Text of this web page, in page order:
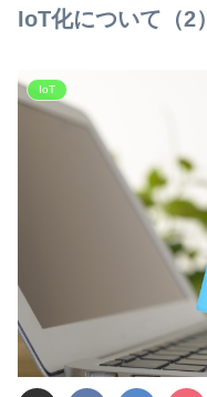
IoT化について（2）
IoT